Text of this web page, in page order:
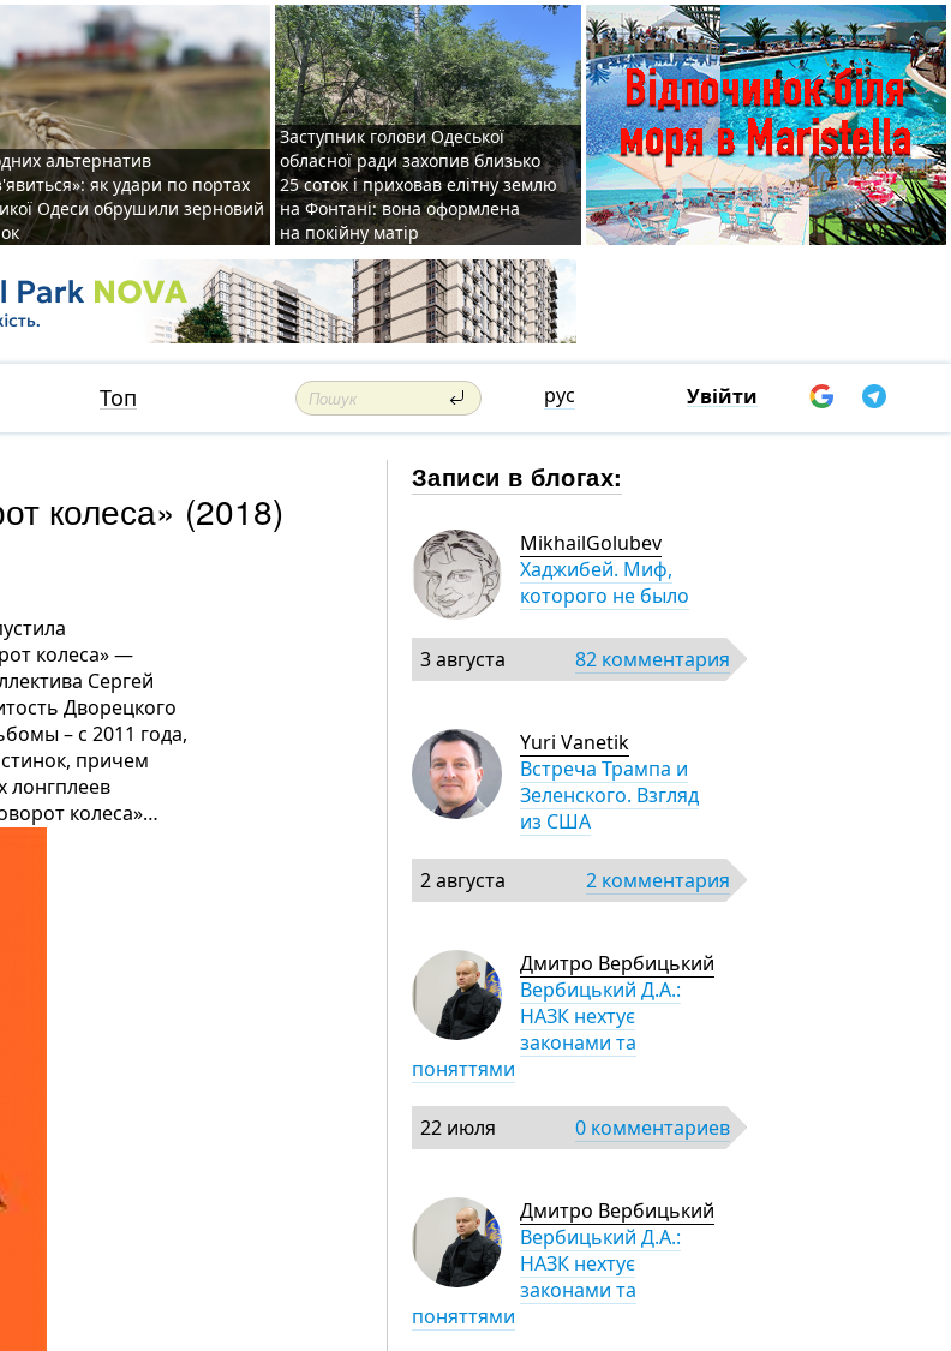
альтернатив
як удари по портах
Одеси обрушили зерновий
Заступник голови Одеської
обласної ради захопив близько
25 соток і приховав елітну землю
на Фонтані: вона оформлена
на покійну матір
Топ рус Увійти
колеса» (2018)
колеса» —
Сергей
Дворецкого
– с 2011 года,
причем
лонгплеев
колеса»…
Записи в блогах:
MikhailGolubev
Хаджибей. Миф,
которого не было
3 августа 82 комментария
Yuri Vanetik
Встреча Трампа и
Зеленского. Взгляд
из США
2 августа 2 комментария
Дмитро Вербицький
Вербицький Д.А.:
НАЗК нехтує
законами та
поняттями
22 июля 0 комментариев
Дмитро Вербицький
Вербицький Д.А.:
НАЗК нехтує
законами та
поняттями